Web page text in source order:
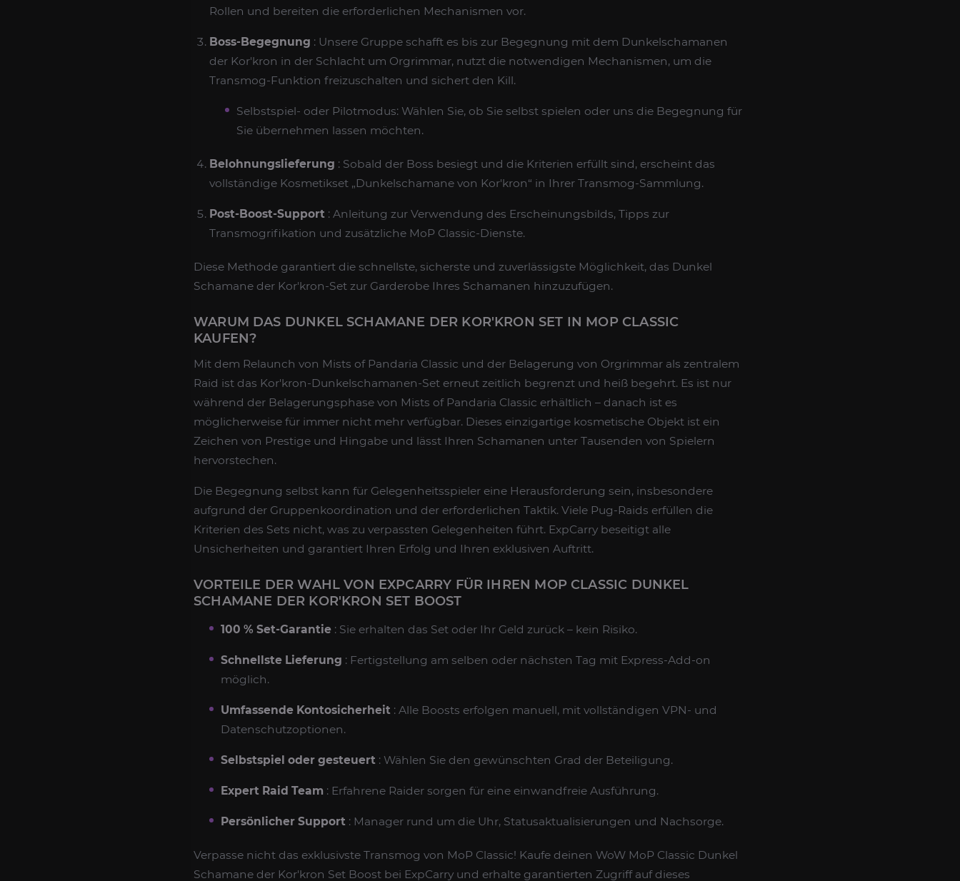
Rollen und bereiten die erforderlichen Mechanismen vor.
Boss-Begegnung : Unsere Gruppe schafft es bis zur Begegnung mit dem Dunkelschamanen
der Kor'kron in der Schlacht um Orgrimmar, nutzt die notwendigen Mechanismen, um die
Transmog-Funktion freizuschalten und sichert den Kill.
Selbstspiel- oder Pilotmodus: Wählen Sie, ob Sie selbst spielen oder uns die Begegnung für
Sie übernehmen lassen möchten.
Belohnungslieferung : Sobald der Boss besiegt und die Kriterien erfüllt sind, erscheint das
vollständige Kosmetikset „Dunkelschamane von Kor'kron“ in Ihrer Transmog-Sammlung.
Post-Boost-Support : Anleitung zur Verwendung des Erscheinungsbilds, Tipps zur
Transmogrifikation und zusätzliche MoP Classic-Dienste.
Diese Methode garantiert die schnellste, sicherste und zuverlässigste Möglichkeit, das Dunkel
Schamane der Kor'kron-Set zur Garderobe Ihres Schamanen hinzuzufügen.
WARUM DAS DUNKEL SCHAMANE DER KOR'KRON SET IN MOP CLASSIC
KAUFEN?
Mit dem Relaunch von Mists of Pandaria Classic und der Belagerung von Orgrimmar als zentralem
Raid ist das Kor'kron-Dunkelschamanen-Set erneut zeitlich begrenzt und heiß begehrt. Es ist nur
während der Belagerungsphase von Mists of Pandaria Classic erhältlich – danach ist es
möglicherweise für immer nicht mehr verfügbar. Dieses einzigartige kosmetische Objekt ist ein
Zeichen von Prestige und Hingabe und lässt Ihren Schamanen unter Tausenden von Spielern
hervorstechen.
Die Begegnung selbst kann für Gelegenheitsspieler eine Herausforderung sein, insbesondere
aufgrund der Gruppenkoordination und der erforderlichen Taktik. Viele Pug-Raids erfüllen die
Kriterien des Sets nicht, was zu verpassten Gelegenheiten führt. ExpCarry beseitigt alle
Unsicherheiten und garantiert Ihren Erfolg und Ihren exklusiven Auftritt.
VORTEILE DER WAHL VON EXPCARRY FÜR IHREN MOP CLASSIC DUNKEL
SCHAMANE DER KOR'KRON SET BOOST
100 % Set-Garantie : Sie erhalten das Set oder Ihr Geld zurück – kein Risiko.
Schnellste Lieferung : Fertigstellung am selben oder nächsten Tag mit Express-Add-on
möglich.
Umfassende Kontosicherheit : Alle Boosts erfolgen manuell, mit vollständigen VPN- und
Datenschutzoptionen.
Selbstspiel oder gesteuert : Wählen Sie den gewünschten Grad der Beteiligung.
Expert Raid Team : Erfahrene Raider sorgen für eine einwandfreie Ausführung.
Persönlicher Support : Manager rund um die Uhr, Statusaktualisierungen und Nachsorge.
Verpasse nicht das exklusivste Transmog von MoP Classic! Kaufe deinen WoW MoP Classic Dunkel
Schamane der Kor'kron Set Boost bei ExpCarry und erhalte garantierten Zugriff auf dieses